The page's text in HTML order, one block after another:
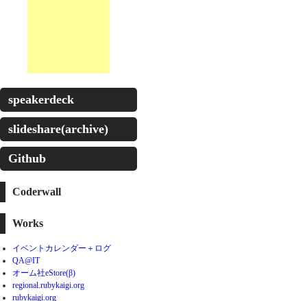
speakerdeck
slideshare(archive)
Github
Coderwall
Works
イベントカレンダー＋ログ
QA@IT
オーム社eStore(β)
regional.rubykaigi.org
rubykaigi.org